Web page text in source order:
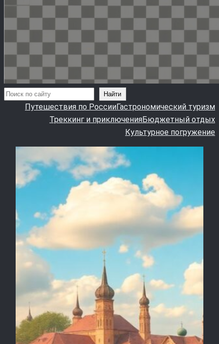
Поиск Найти
Путешествия по РоссииГастрономический туризм
Треккинг и приключенияБюджетный отдых
Культурное погружение